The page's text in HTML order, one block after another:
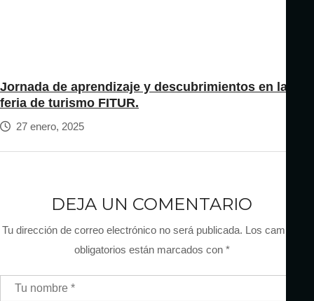
Jornada de aprendizaje y descubrimientos en la
feria de turismo FITUR.
27 enero, 2025
DEJA UN COMENTARIO
Tu dirección de correo electrónico no será publicada. Los campos
obligatorios están marcados con *